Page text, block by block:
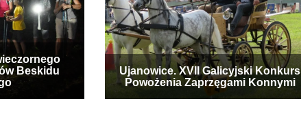
Beskidu
Ujanowice. XVII Galicyjski Konkurs
Powożenia Zaprzęgami Konnymi